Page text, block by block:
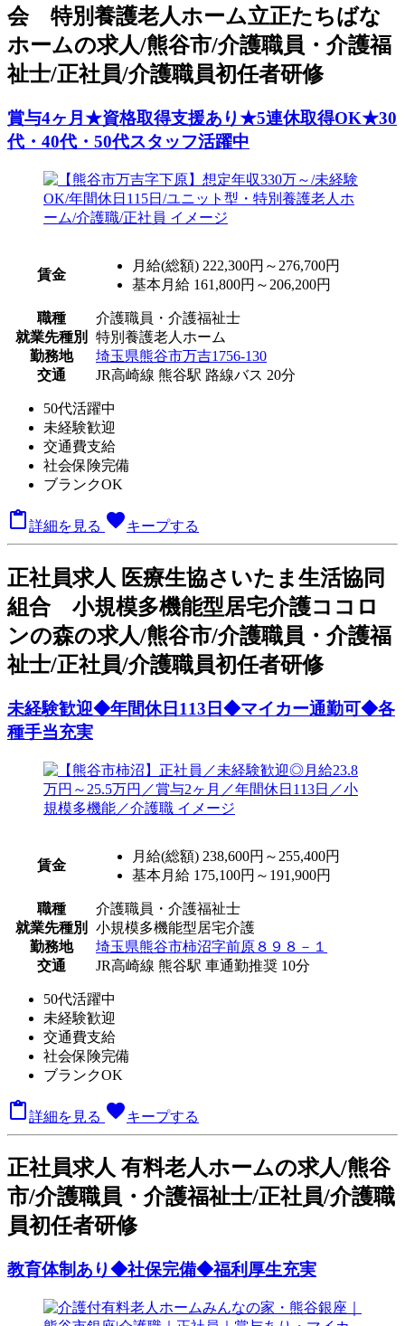
会 特別養護老人ホーム立正たちばな
ホームの求人/熊谷市/介護職員・介護福
祉士/正社員/介護職員初任者研修
賞与4ヶ月★資格取得支援あり★5連休取得OK★30
代・40代・50代スタッフ活躍中
賃金
月給(総額) 222,300円～276,700円
基本月給 161,800円～206,200円
職種
介護職員・介護福祉士
就業先種別
特別養護老人ホーム
勤務地
埼玉県熊谷市万吉1756-130
交通
JR高崎線 熊谷駅 路線バス 20分
50代活躍中
未経験歓迎
交通費支給
社会保険完備
ブランクOK
詳細を見る favoriteキープする
正社員求人 医療生協さいたま生活協同
組合 小規模多機能型居宅介護ココロ
ンの森の求人/熊谷市/介護職員・介護福
祉士/正社員/介護職員初任者研修
未経験歓迎◆年間休日113日◆マイカー通勤可◆各
種手当充実
賃金
月給(総額) 238,600円～255,400円
基本月給 175,100円～191,900円
職種
介護職員・介護福祉士
就業先種別
小規模多機能型居宅介護
勤務地
埼玉県熊谷市柿沼字前原８９８－１
交通
JR高崎線 熊谷駅 車通勤推奨 10分
50代活躍中
未経験歓迎
交通費支給
社会保険完備
ブランクOK
詳細を見る favoriteキープする
正社員求人 有料老人ホームの求人/熊谷
市/介護職員・介護福祉士/正社員/介護職
員初任者研修
教育体制あり◆社保完備◆福利厚生充実